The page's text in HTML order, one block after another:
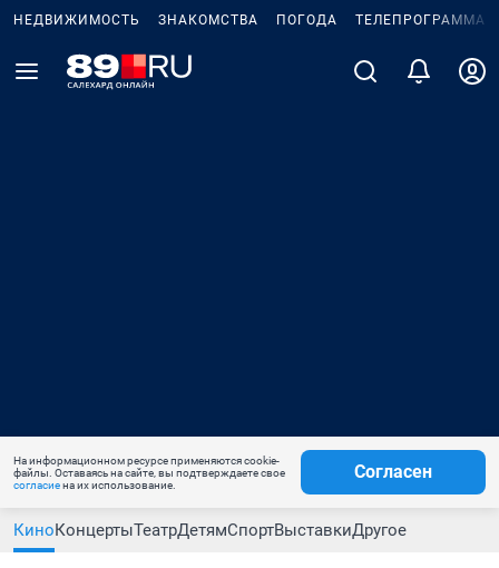
НЕДВИЖИМОСТЬ ЗНАКОМСТВА ПОГОДА ТЕЛЕПРОГРАММА
На информационном ресурсе применяются cookie-
файлы. Оставаясь на сайте, вы подтверждаете свое
согласиена их использование.
Согласен
КиноКонцертыТеатрДетямСпортВыставкиДругое